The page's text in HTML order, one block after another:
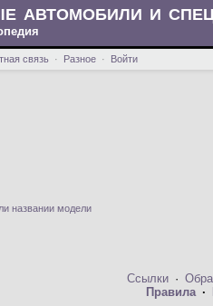
АВТОМОБИЛИ И
связь · Разное · Войти
названии модели
Ссылки·
Правила·